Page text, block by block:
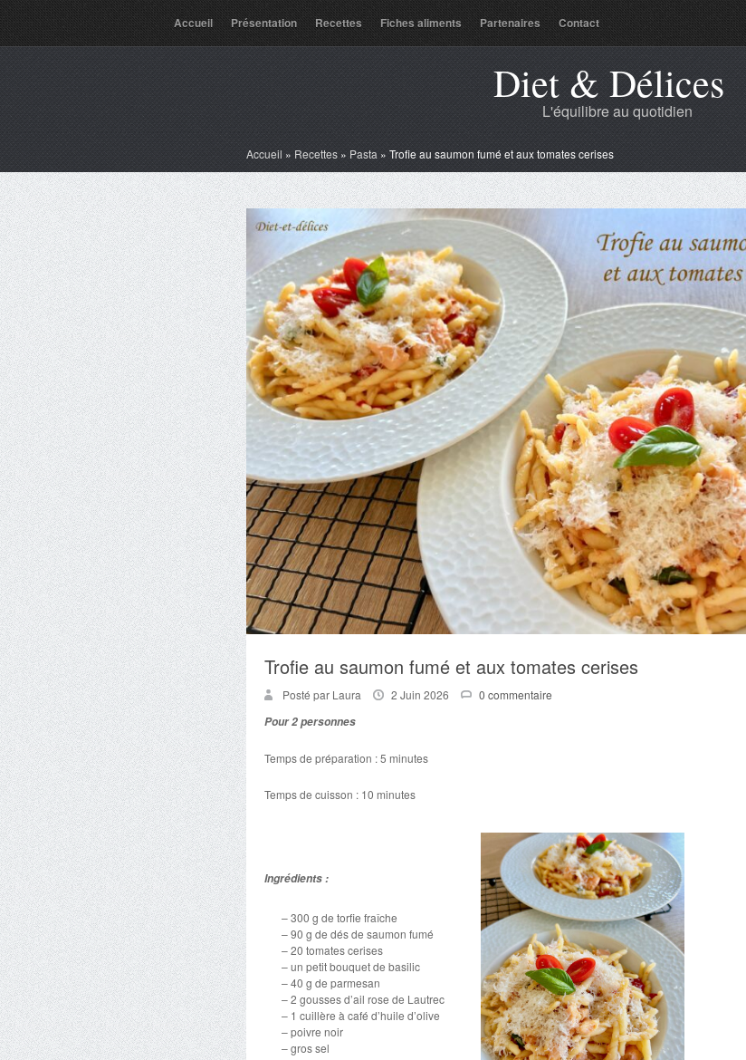
Accueil Présentation Recettes Fiches aliments Partenaires Contact
Diet & Délices
L'équilibre au quotidien
Accueil » Recettes » Pasta » Trofie au saumon fumé et aux tomates cerises
Trofie au saumon fumé et aux tomates cerises
Posté par Laura 2 Juin 2026
0 commentaire
Pour 2 personnes
Temps de préparation : 5 minutes
Temps de cuisson : 10 minutes
Ingrédients :
– 300 g de torfie fraîche
– 90 g de dés de saumon fumé
– 20 tomates cerises
– un petit bouquet de basilic
– 40 g de parmesan
– 2 gousses d’ail rose de Lautrec
– 1 cuillère à café d’huile d’olive
– poivre noir
– gros sel